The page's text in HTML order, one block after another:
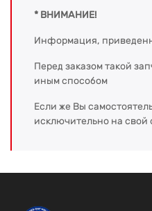
* ВНИМАНИЕ!
Информация,
Перед заказом такой
иным способом
Если же Вы
исключительно на свой